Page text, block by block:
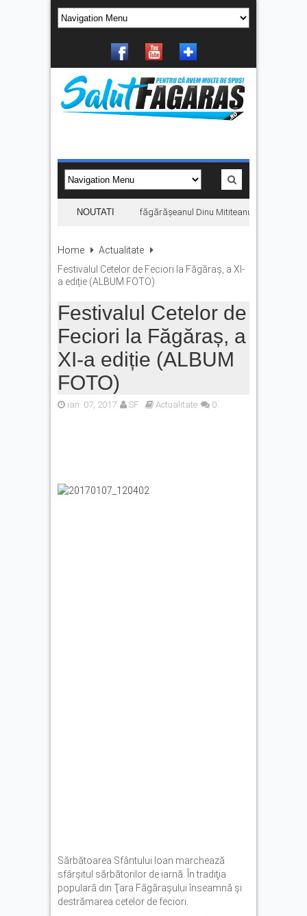
NOUTATI
prin munți”, filmul despre făgărășeanul Dinu Mititeanu, se vede la
Home
Actualitate
Festivalul Cetelor de Feciori la Făgăraș, a XI-
a ediție (ALBUM FOTO)
Festivalul Cetelor de
Feciori la Făgăraș, a
XI-a ediție (ALBUM
FOTO)
ian. 07, 2017 SF Actualitate 0
Sărbătoarea Sfântului Ioan marchează
sfârşitul sărbătorilor de iarnă. În tradiţia
populară din Ţara Făgăraşului înseamnă şi
destrămarea cetelor de feciori.